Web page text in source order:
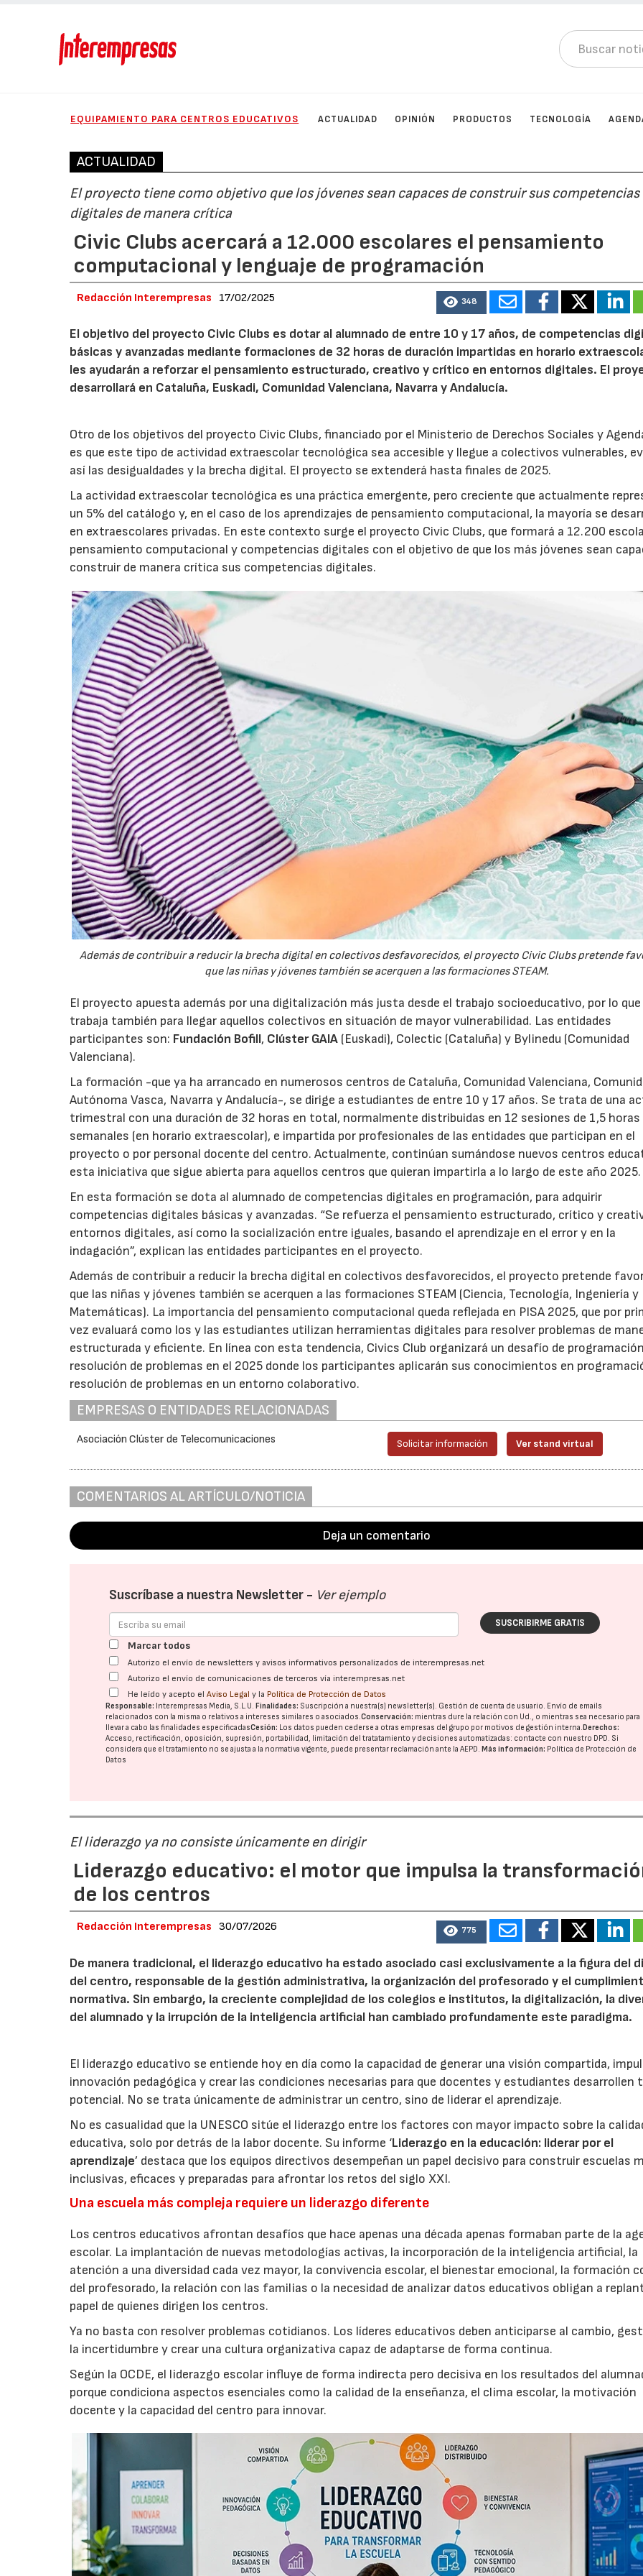
EQUIPAMIENTO PARA CENTROS EDUCATIVOS ACTUALIDAD OPINIÓN PRODUCTOS TECNOLOGÍA
ACTUALIDAD
El proyecto tiene como objetivo que los jóvenes sean capaces de construir sus competencias
digitales de manera crítica
Civic Clubs acercará a 12.000 escolares el pensamiento
computacional y lenguaje de programación
Redacción Interempresas 17/02/2025 348
El objetivo del proyecto Civic Clubs es dotar al alumnado de entre 10 y 17 años, de competencias
básicas y avanzadas mediante formaciones de 32 horas de duración impartidas en horario
les ayudarán a reforzar el pensamiento estructurado, creativo y crítico en entornos digitales. El
desarrollará en Cataluña, Euskadi, Comunidad Valenciana, Navarra y Andalucía.
Otro de los objetivos del proyecto Civic Clubs, financiado por el Ministerio de Derechos Sociales y
es que este tipo de actividad extraescolar tecnológica sea accesible y llegue a colectivos vulnerables,
así las desigualdades y la brecha digital. El proyecto se extenderá hasta finales de 2025.
La actividad extraescolar tecnológica es una práctica emergente, pero creciente que actualmente
un 5% del catálogo y, en el caso de los aprendizajes de pensamiento computacional, la mayoría se
en extraescolares privadas. En este contexto surge el proyecto Civic Clubs, que formará a 12.200
pensamiento computacional y competencias digitales con el objetivo de que los más jóvenes sean
construir de manera crítica sus competencias digitales.
Además de contribuir a reducir la brecha digital en colectivos desfavorecidos, el proyecto Civic Clubs pretende
que las niñas y jóvenes también se acerquen a las formaciones STEAM.
El proyecto apuesta además por una digitalización más justa desde el trabajo socioeducativo, por lo
trabaja también para llegar aquellos colectivos en situación de mayor vulnerabilidad. Las entidades
participantes son: Fundación Bofill, Clúster GAIA (Euskadi), Colectic (Cataluña) y Bylinedu (Comunidad
Valenciana).
La formación -que ya ha arrancado en numerosos centros de Cataluña, Comunidad Valenciana,
Autónoma Vasca, Navarra y Andalucía-, se dirige a estudiantes de entre 10 y 17 años. Se trata de una
trimestral con una duración de 32 horas en total, normalmente distribuidas en 12 sesiones de 1,5 horas
semanales (en horario extraescolar), e impartida por profesionales de las entidades que participan en el
proyecto o por personal docente del centro. Actualmente, continúan sumándose nuevos centros
esta iniciativa que sigue abierta para aquellos centros que quieran impartirla a lo largo de este año 2025.
En esta formación se dota al alumnado de competencias digitales en programación, para adquirir
competencias digitales básicas y avanzadas. “Se refuerza el pensamiento estructurado, crítico y
entornos digitales, así como la socialización entre iguales, basando el aprendizaje en el error y en la
indagación”, explican las entidades participantes en el proyecto.
Además de contribuir a reducir la brecha digital en colectivos desfavorecidos, el proyecto pretende
que las niñas y jóvenes también se acerquen a las formaciones STEAM (Ciencia, Tecnología, Ingeniería y
Matemáticas). La importancia del pensamiento computacional queda reflejada en PISA 2025, que por
vez evaluará como los y las estudiantes utilizan herramientas digitales para resolver problemas de
estructurada y eficiente. En línea con esta tendencia, Civics Club organizará un desafío de
resolución de problemas en el 2025 donde los participantes aplicarán sus conocimientos en
resolución de problemas en un entorno colaborativo.
EMPRESAS O ENTIDADES RELACIONADAS
Asociación Clúster de Telecomunicaciones Solicitar información Ver stand virtual
COMENTARIOS AL ARTÍCULO/NOTICIA
Deja un comentario
Suscríbase a nuestra Newsletter - Ver ejemplo
SUSCRIBIRME GRATIS
Marcar todos
Autorizo el envío de newsletters y avisos informativos personalizados de interempresas.net
Autorizo el envío de comunicaciones de terceros vía interempresas.net
He leído y acepto elAviso Legal y la Política de Protección de Datos
Responsable: Interempresas Media, S.L.U. Finalidades: Suscripción a nuestra(s) newsletter(s). Gestión de cuenta de usuario. Envío de emails
relacionados con la misma o relativos a intereses similares o asociados.Conservación: mientras dure la relación con Ud., o mientras sea necesario para
llevar a cabo las finalidades especificadasCesión: Los datos pueden cederse a otras empresas del grupo por motivos de gestión interna. Derechos:
Acceso, rectificación, oposición, supresión, portabilidad, limitación del tratatamiento y decisiones automatizadas: contacte con nuestro DPD. Si
considera que el tratamiento no se ajusta a la normativa vigente, puede presentar reclamación ante laAEPD. Más información: Política de Protección de
Datos
El liderazgo ya no consiste únicamente en dirigir
Liderazgo educativo: el motor que impulsa la
de los centros
Redacción Interempresas 30/07/2026 775
De manera tradicional, el liderazgo educativo ha estado asociado casi exclusivamente a la figura del
del centro, responsable de la gestión administrativa, la organización del profesorado y el
normativa. Sin embargo, la creciente complejidad de los colegios e institutos, la digitalización, la
del alumnado y la irrupción de la inteligencia artificial han cambiado profundamente este paradigma.
El liderazgo educativo se entiende hoy en día como la capacidad de generar una visión compartida,
innovación pedagógica y crear las condiciones necesarias para que docentes y estudiantes desarrollen
potencial. No se trata únicamente de administrar un centro, sino de liderar el aprendizaje.
No es casualidad que la UNESCO sitúe el liderazgo entre los factores con mayor impacto sobre la
educativa, solo por detrás de la labor docente. Su informe ‘Liderazgo en la educación: liderar por el
aprendizaje’ destaca que los equipos directivos desempeñan un papel decisivo para construir escuelas
inclusivas, eficaces y preparadas para afrontar los retos del siglo XXI.
Una escuela más compleja requiere un liderazgo diferente
Los centros educativos afrontan desafíos que hace apenas una década apenas formaban parte de la
escolar. La implantación de nuevas metodologías activas, la incorporación de la inteligencia artificial, la
atención a una diversidad cada vez mayor, la convivencia escolar, el bienestar emocional, la formación
del profesorado, la relación con las familias o la necesidad de analizar datos educativos obligan a
papel de quienes dirigen los centros.
Ya no basta con resolver problemas cotidianos. Los líderes educativos deben anticiparse al cambio,
la incertidumbre y crear una cultura organizativa capaz de adaptarse de forma continua.
Según la OCDE, el liderazgo escolar influye de forma indirecta pero decisiva en los resultados del
porque condiciona aspectos esenciales como la calidad de la enseñanza, el clima escolar, la motivación
docente y la capacidad del centro para innovar.
03/06/2026 01/07/2026